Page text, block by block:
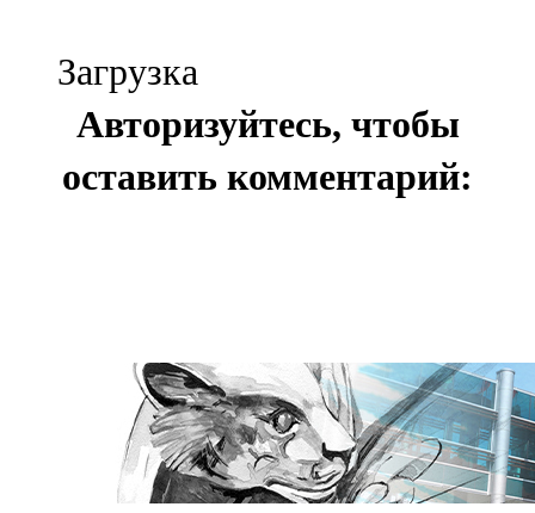
Загрузка
Авторизуйтесь, чтобы
оставить комментарий: